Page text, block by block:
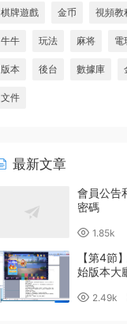
棋牌遊戲 金币 視頻教
牛牛 玩法 麻将 電
版本 後台 數據庫
文件
最新文章
會員公告
密碼
1.85k
【第4節
始版本大
2.49k